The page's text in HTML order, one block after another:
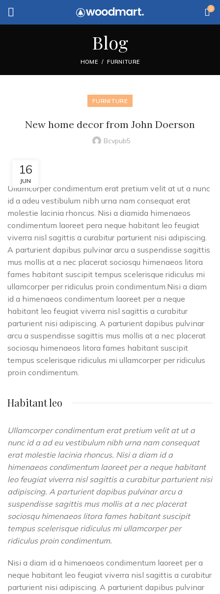
0
Blog
HOME FURNITURE
FURNITURE
New home decor from John Doerson
Bcvpub5
16
JUN
Ullamcorper condimentum erat pretium velit at ut a nunc
id a adeu vestibulum nibh urna nam consequat erat
molestie lacinia rhoncus. Nisi a diamida himenaeos
condimentum laoreet pera neque habitant leo feugiat
viverra nisl sagittis a curabitur parturient nisi adipiscing.
A parturient dapibus pulvinar arcu a suspendisse sagittis
mus mollis at a nec placerat sociosqu himenaeos litora
fames habitant suscipit tempus scelerisque ridiculus mi
ullamcorper per ridiculus proin condimentum.Nisi a diam
id a himenaeos condimentum laoreet per a neque
habitant leo feugiat viverra nisl sagittis a curabitur
parturient nisi adipiscing. A parturient dapibus pulvinar
arcu a suspendisse sagittis mus mollis at a nec placerat
sociosqu himenaeos litora fames habitant suscipit
tempus scelerisque ridiculus mi ullamcorper per ridiculus
proin condimentum.
Habitant leo
Ullamcorper condimentum erat pretium velit at ut a
nunc id a ad eu vestibulum nibh urna nam consequat
erat molestie lacinia rhoncus. Nisi a diam id a
himenaeos condimentum laoreet per a neque habitant
leo feugiat viverra nisl sagittis a curabitur parturient nisi
adipiscing. A parturient dapibus pulvinar arcu a
suspendisse sagittis mus mollis at a nec placerat
sociosqu himenaeos litora fames habitant suscipit
tempus scelerisque ridiculus mi ullamcorper per
ridiculus proin condimentum.
Nisi a diam id a himenaeos condimentum laoreet per a
neque habitant leo feugiat viverra nisl sagittis a curabitur
parturient nisi adipiscing. A parturient dapibus pulvinar